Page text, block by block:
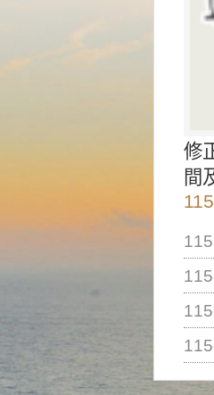
修
間